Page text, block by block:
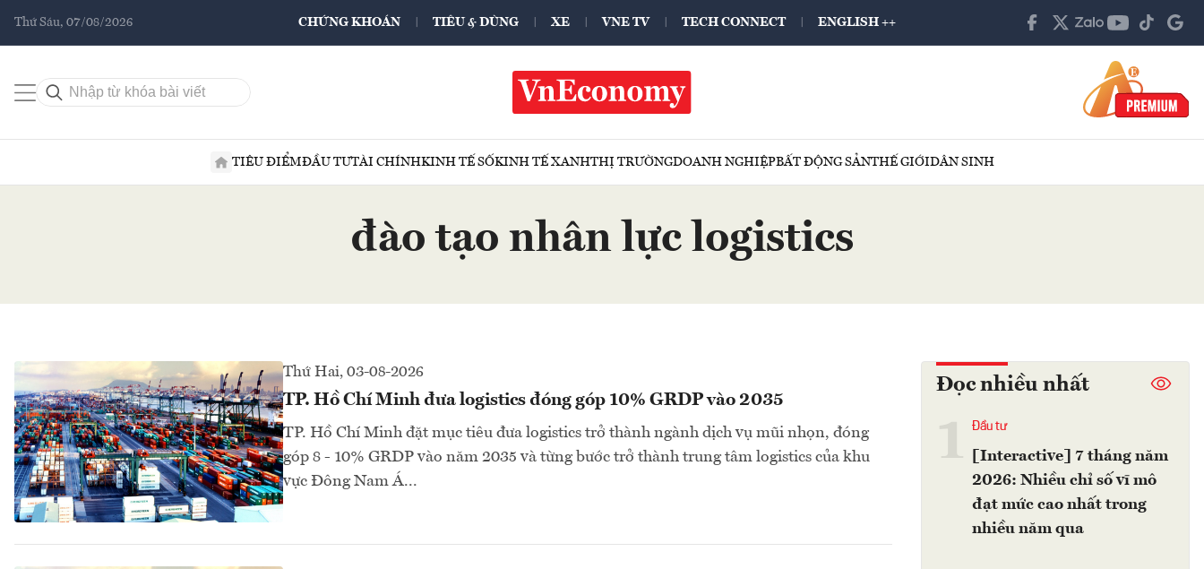
Thứ Sáu, 07/08/2026 CHỨNG KHOÁN TIÊU & DÙNG XE VNE TV TECH CONNECT ENGLISH ++
TIÊU ĐIỂMĐẦU TƯTÀI CHÍNHKINH TẾ SỐKINH TẾ XANHTHỊ TRƯỜNGDOANH NGHIỆPBẤT ĐỘNG SẢNTHẾ GIỚIDÂN SINH
đào tạo nhân lực logistics
Thứ Hai, 03-08-2026
TP. Hồ Chí Minh đưa logistics đóng góp 10% GRDP vào 2035
TP. Hồ Chí Minh đặt mục tiêu đưa logistics trở thành ngành dịch vụ mũi nhọn, đóng
góp 8 - 10% GRDP vào năm 2035 và từng bước trở thành trung tâm logistics của khu
vực Đông Nam Á...
Đọc nhiều nhất
Đầu tư
[Interactive] 7 tháng năm
2026: Nhiều chỉ số vĩ mô
đạt mức cao nhất trong
nhiều năm qua